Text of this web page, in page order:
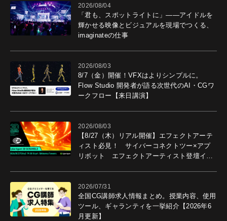
2026/08/04
「君も、スポットライトに」――アイドルを
輝かせる映像とビジュアルを現場でつくる、
imaginateの仕事
2026/08/03
8/7（金）開催！VFXはよりシンプルに。
Flow Studio 開発者が語る次世代のAI・CGワ
ークフロー【来日講演】
2026/08/03
【8/27（木）リアル開催】エフェクトアーテ
ィスト必見！ サイバーコネクトツー×アプ
リボット エフェクトアーティスト登壇イベ
2026/07/31
全国CG講師求人情報まとめ。授業内容、使用
ツール、ギャランティを一挙紹介【2026年6
月更新】